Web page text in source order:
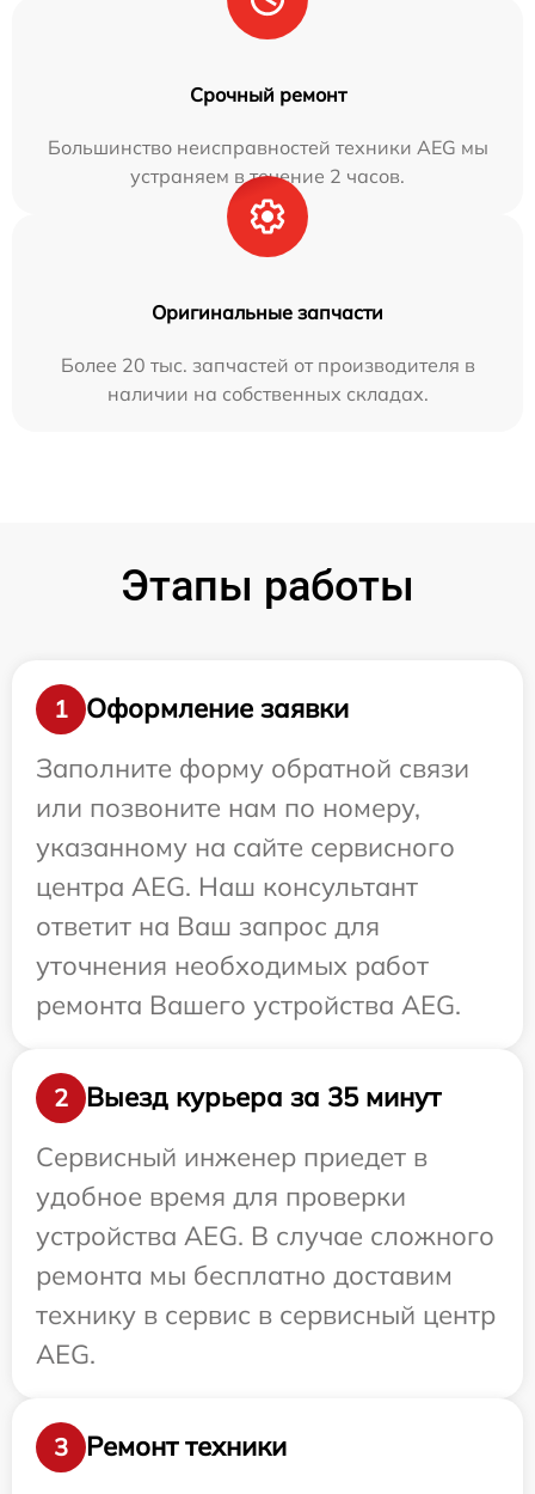
Срочный ремонт
Большинство неисправностей техники AEG мы
устраняем в течение 2 часов.
Оригинальные запчасти
Более 20 тыс. запчастей от производителя в
наличии на собственных складах.
Этапы работы
1
Оформление заявки
Заполните форму обратной связи
или позвоните нам по номеру,
указанному на сайте сервисного
центра AEG. Наш консультант
ответит на Ваш запрос для
уточнения необходимых работ
ремонта Вашего устройства AEG.
2
Выезд курьера за 35 минут
Сервисный инженер приедет в
удобное время для проверки
устройства AEG. В случае сложного
ремонта мы бесплатно доставим
технику в сервис в сервисный центр
AEG.
3
Ремонт техники